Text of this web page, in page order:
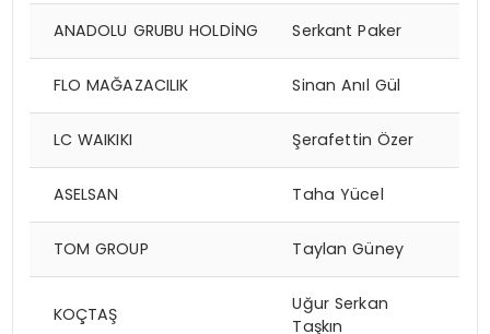
ANADOLU GRUBU HOLDİNG Serkant Paker
FLO MAĞAZACILIK Sinan Anıl Gül
LC WAIKIKI Şerafettin Özer
ASELSAN Taha Yücel
TOM GROUP Taylan Güney
KOÇTAŞ
Uğur Serkan
Taşkın